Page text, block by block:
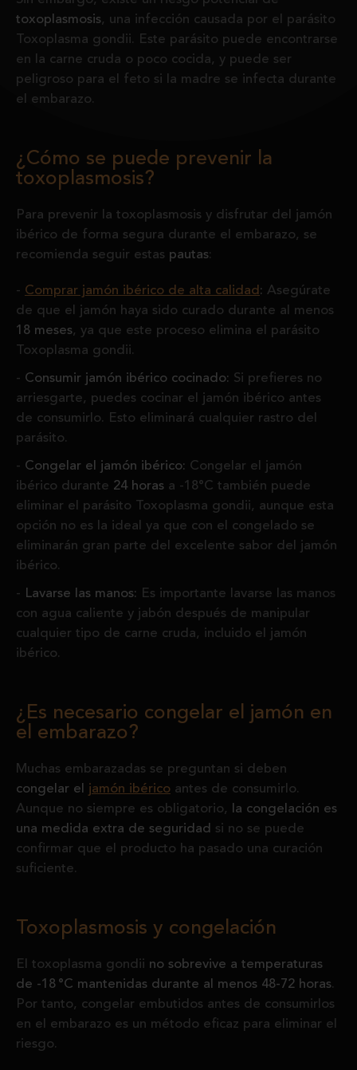
toxoplasmosis, una infección causada por el parásito
Toxoplasma gondii. Este parásito puede encontrarse
en la carne cruda o poco cocida, y puede ser
peligroso para el feto si la madre se infecta durante
el embarazo.
¿Cómo se puede prevenir la
toxoplasmosis?
Para prevenir la toxoplasmosis y disfrutar del jamón
ibérico de forma segura durante el embarazo, se
recomienda seguir estas pautas:
Comprar jamón ibérico de alta calidad : Asegúrate
de que el jamón haya sido curado durante al menos
18 meses, ya que este proceso elimina el parásito
Toxoplasma gondii.
Consumir jamón ibérico cocinado: Si prefieres no
arriesgarte, puedes cocinar el jamón ibérico antes
de consumirlo. Esto eliminará cualquier rastro del
parásito.
Congelar el jamón ibérico: Congelar el jamón
ibérico durante 24 horas a -18°C también puede
eliminar el parásito Toxoplasma gondii, aunque esta
opción no es la ideal ya que con el congelado se
eliminarán gran parte del excelente sabor del jamón
ibérico.
Lavarse las manos:
Es importante lavarse las manos
con agua caliente y jabón después de manipular
cualquier tipo de carne cruda, incluido el jamón
ibérico.
¿Es necesario congelar el jamón en
el embarazo?
Muchas embarazadas se preguntan si deben
congelar el jamón ibérico antes de consumirlo.
Aunque no siempre es obligatorio,
la congelación es
una medida extra de seguridad si no se puede
confirmar que el producto ha pasado una curación
suficiente.
Toxoplasmosis y congelación
El toxoplasma gondii no sobrevive a temperaturas
de -18 °C mantenidas durante al menos 48-72 horas.
Por tanto, congelar embutidos antes de consumirlos
en el embarazo es un método eficaz para eliminar el
riesgo.